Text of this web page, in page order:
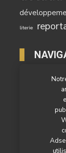
literie
Notre
Les actualités
Les
Les marchés